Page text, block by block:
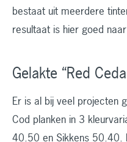
bestaat uit meerdere
resultaat is hier goed
Gelakte “Red
Er is al bij veel projecten
Cod planken in 3
40.50 en Sikkens 50.40.